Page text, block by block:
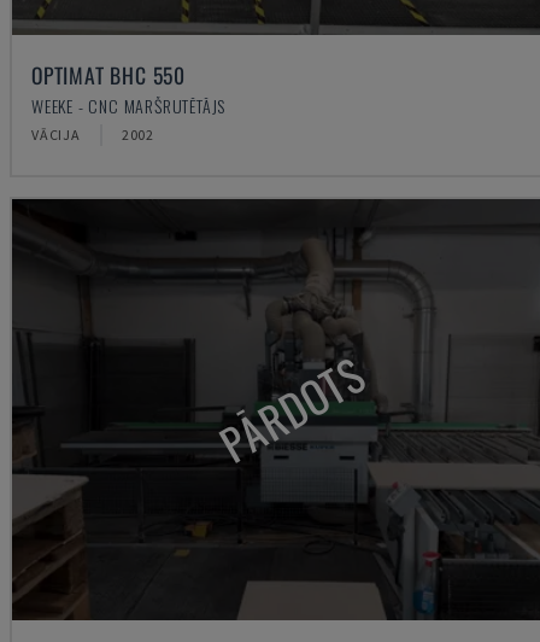
OPTIMAT BHC 550
WEEKE - CNC MARŠRUTĒTĀJS
VĀCIJA 2002
PĀRDOTS